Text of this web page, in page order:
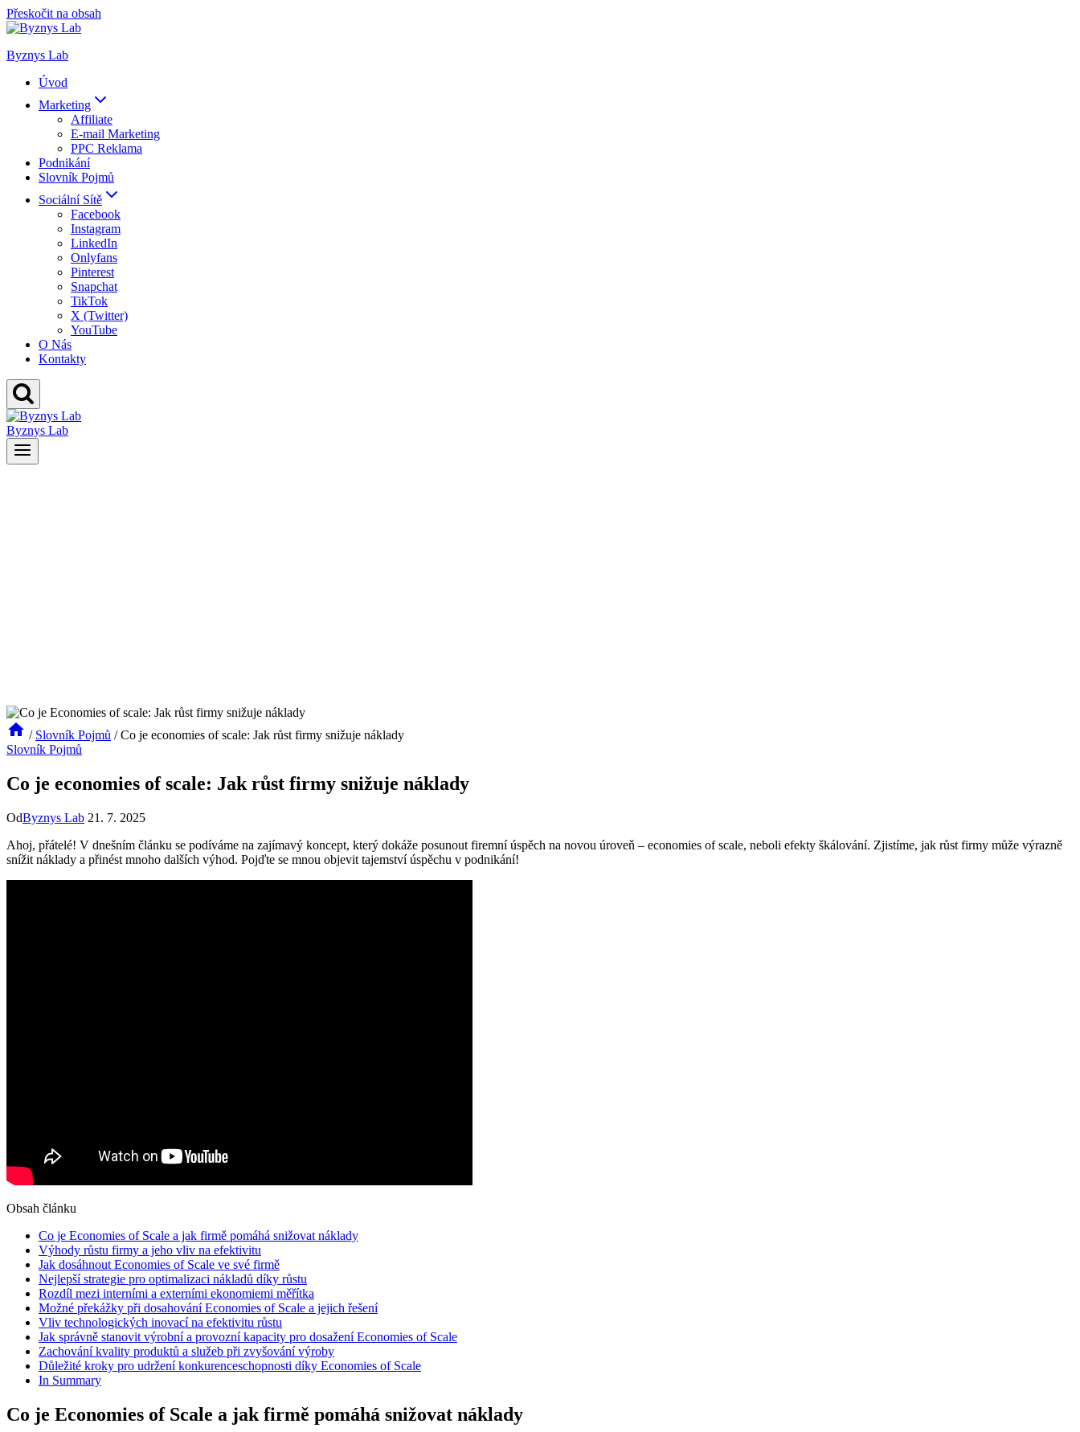
Přeskočit na obsah
Byznys Lab
Úvod
Marketing
Affiliate
E-mail Marketing
PPC Reklama
Podnikání
Slovník Pojmů
Sociální Sítě
Facebook
Instagram
LinkedIn
Onlyfans
Pinterest
Snapchat
TikTok
X (Twitter)
YouTube
O Nás
Kontakty
Byznys Lab
/ Slovník Pojmů / Co je economies of scale: Jak růst firmy snižuje náklady
Slovník Pojmů
Co je economies of scale: Jak růst firmy snižuje náklady
OdByznys Lab 21. 7. 2025
Ahoj, přátelé! V dnešním článku se podíváme na zajímavý koncept, který dokáže posunout firemní úspěch na novou úroveň – economies of scale, neboli efekty škálování. Zjistíme, jak růst firmy může výrazně
snížit náklady a přinést mnoho dalších výhod. Pojďte se mnou objevit tajemství úspěchu v podnikání!
Obsah článku
Co je Economies of Scale a jak firmě pomáhá snižovat náklady
Výhody růstu firmy a jeho vliv na efektivitu
Jak dosáhnout Economies of Scale ve své firmě
Nejlepší strategie pro optimalizaci nákladů díky růstu
Rozdíl mezi interními a externími ekonomiemi měřítka
Možné překážky při dosahování Economies of Scale a jejich řešení
Vliv technologických inovací na efektivitu růstu
Jak správně stanovit výrobní a provozní kapacity pro dosažení Economies of Scale
Zachování kvality produktů a služeb při zvyšování výroby
Důležité kroky pro udržení konkurenceschopnosti díky Economies of Scale
In Summary
Co je Economies of Scale a jak firmě pomáhá snižovat náklady